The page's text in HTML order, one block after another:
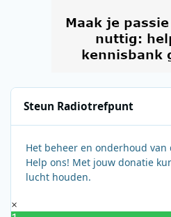
Steun Radiotrefpunt
Het beheer en onderhoud van
Help ons! Met jouw donatie
lucht houden.